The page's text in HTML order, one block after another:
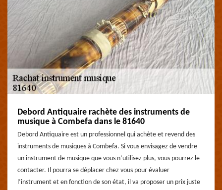
Debord Antiquaire rachète des instruments de
musique à Combefa dans le 81640
Debord Antiquaire est un professionnel qui achète et revend des
instruments de musiques à Combefa. Si vous envisagez de vendre
un instrument de musique que vous n’utilisez plus, vous pourrez le
contacter. Il pourra se déplacer chez vous pour évaluer
l’instrument et en fonction de son état, il va proposer un prix juste